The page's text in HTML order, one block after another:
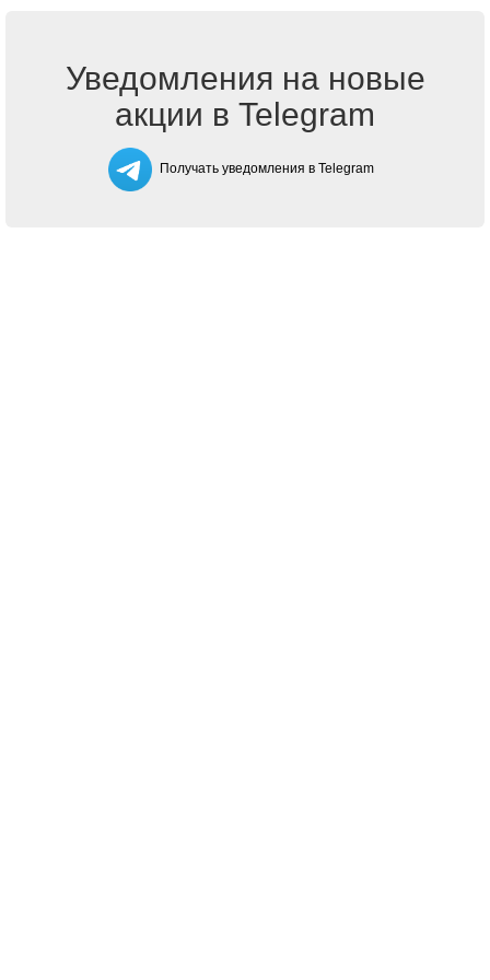
Уведомления на новые
акции в Telegram
Получать уведомления в Telegram